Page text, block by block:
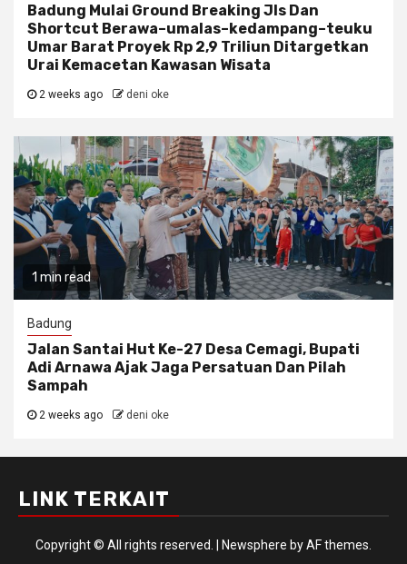
Badung Mulai Ground Breaking Jls Dan
Shortcut Berawa–umalas–kedampang–teuku
Umar Barat Proyek Rp 2,9 Triliun Ditargetkan
Urai Kemacetan Kawasan Wisata
2 weeks ago deni oke
1 min read
Badung
Jalan Santai Hut Ke-27 Desa Cemagi, Bupati
Adi Arnawa Ajak Jaga Persatuan Dan Pilah
Sampah
2 weeks ago deni oke
LINK TERKAIT
Copyright © All rights reserved. Newsphere by AF themes.